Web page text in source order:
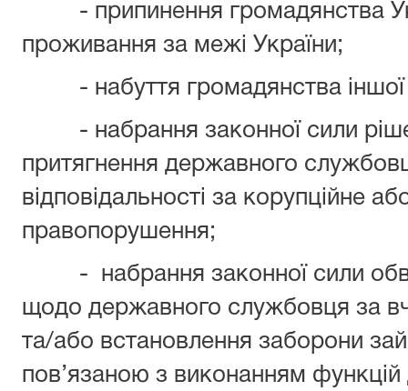
- припинення громадянства
проживання за межі України;
- набуття громадянства іншої
- набрання законної сили
притягнення державного
відповідальності за корупційне
правопорушення;
- набрання законної сили
щодо державного службовця за
та/або встановлення заборони
пов’язаною з виконанням